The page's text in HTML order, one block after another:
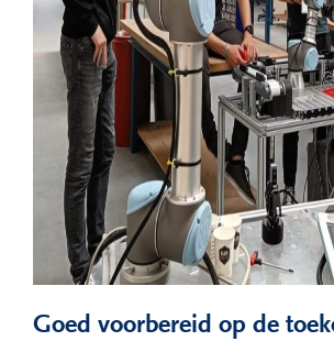
Goed voorbereid op de